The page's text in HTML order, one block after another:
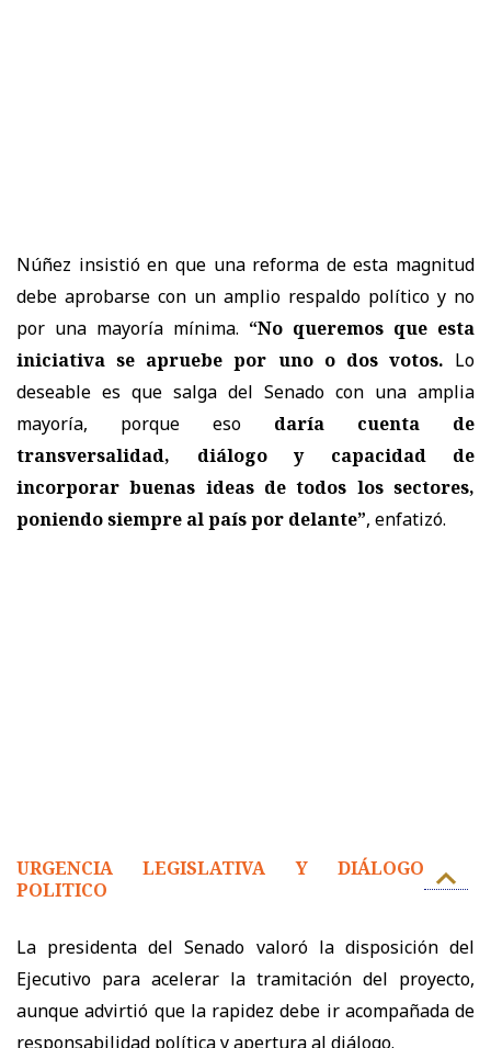
Núñez insistió en que una reforma de esta magnitud
debe aprobarse con un amplio respaldo político y no
por una mayoría mínima. “No queremos que esta
iniciativa se apruebe por uno o dos votos. Lo
deseable es que salga del Senado con una amplia
mayoría, porque eso daría cuenta de
transversalidad, diálogo y capacidad de
incorporar buenas ideas de todos los sectores,
poniendo siempre al país por delante”, enfatizó.
URGENCIA LEGISLATIVA Y DIÁLOGO
POLITICO
La presidenta del Senado valoró la disposición del
Ejecutivo para acelerar la tramitación del proyecto,
aunque advirtió que la rapidez debe ir acompañada de
responsabilidad política y apertura al diálogo.